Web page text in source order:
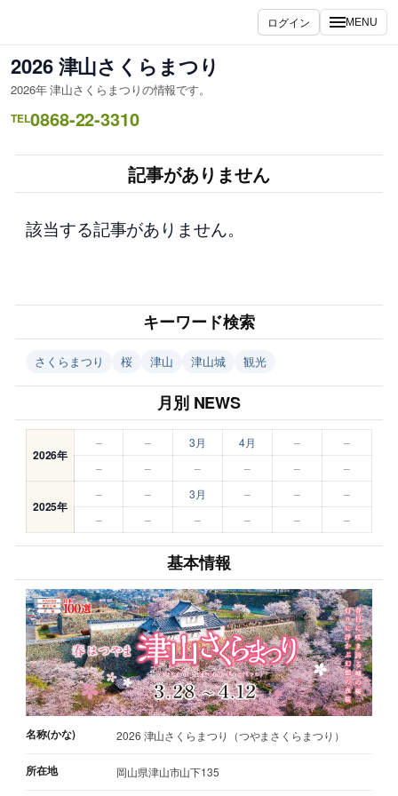
を
ス
キ
ッ
ログイン MENU
2026 津山さくらまつり
2026年 津山さくらまつりの情報です。
TEL0868-22-3310
記事がありません
該当する記事がありません。
キーワード検索
さくらまつり 桜 津山 津山城 観光
月別 NEWS
2026年
– – 3月 4月 –
–
–
– – – – –
2025年
– – 3月 – –
–
–
– – – – –
基本情報
名称(かな) 2026 津山さくらまつり（つやまさくらまつり）
所在地 岡山県津山市山下135